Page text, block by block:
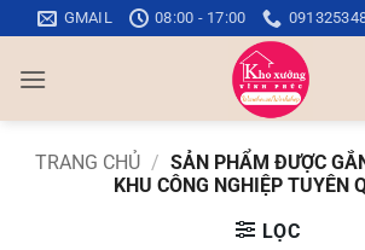
qua
nội
GMAIL 08:00 - 17:00
TRANG CHỦ / SẢN PHẨM ĐƯỢC
KHU CÔNG NGHIỆP TUYÊN
LỌC